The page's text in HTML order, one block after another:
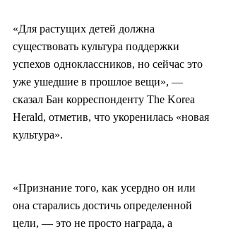
«Для растущих детей должна
существовать культура поддержки
успехов одноклассников, но сейчас это
уже ушедшие в прошлое вещи», —
сказал Бан корреспонденту The Korea
Herald, отметив, что укоренилась «новая
культура».
«Признание того, как усердно он или
она старались достичь определенной
цели, — это не просто награда, а